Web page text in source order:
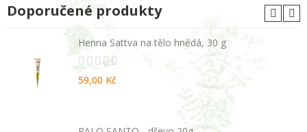
Doporučené produkty
Henna Sattva na tělo hnědá, 30 g
59,00 Kč